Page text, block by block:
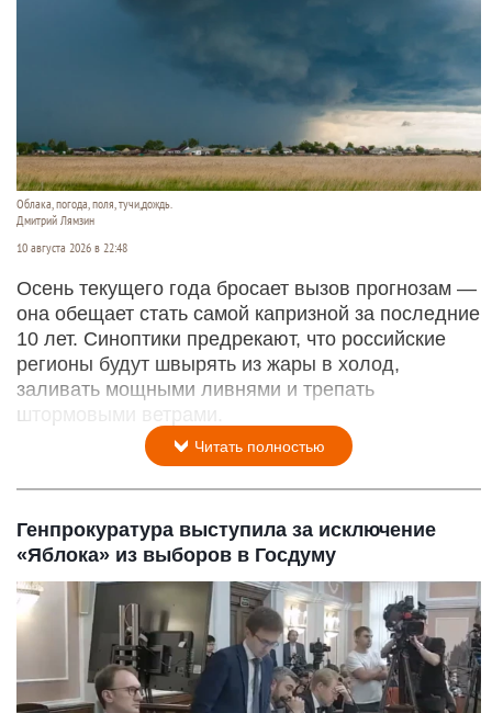
Облака, погода, поля, тучи,дождь.
Дмитрий Лямзин
10 августа 2026 в 22:48
Осень текущего года бросает вызов прогнозам —
она обещает стать самой капризной за последние
10 лет. Синоптики предрекают, что российские
регионы будут швырять из жары в холод,
заливать мощными ливнями и трепать
штормовыми ветрами.
Читать полностью
Генпрокуратура выступила за исключение
«Яблока» из выборов в Госдуму